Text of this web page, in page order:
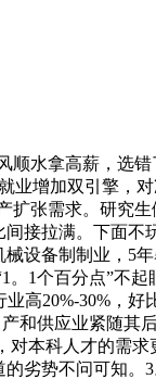
水拿高薪，选
增加双引擎，
张需求。研究
接拉满。下面
设备制制业，5
1个百分点”不
高20%-30%，
供应业紧随其
本科人才的需
劣势不问可知